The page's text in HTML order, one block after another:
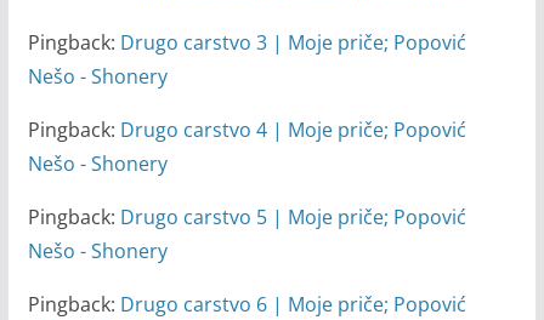
Pingback: Drugo carstvo 3 | Moje priče; Popović
Nešo - Shonery
Pingback: Drugo carstvo 4 | Moje priče; Popović
Nešo - Shonery
Pingback: Drugo carstvo 5 | Moje priče; Popović
Nešo - Shonery
Pingback: Drugo carstvo 6 | Moje priče; Popović